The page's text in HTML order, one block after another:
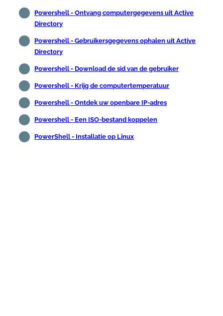
Powershell - Ontvang computergegevens uit Active
Directory
Powershell - Gebruikersgegevens ophalen uit Active
Directory
Powershell - Download de sid van de gebruiker
Powershell - Krijg de computertemperatuur
Powershell - Ontdek uw openbare IP-adres
Powershell - Een ISO-bestand koppelen
PowerShell - Installatie op Linux